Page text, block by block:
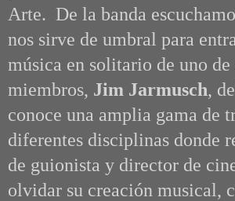
Arte. De la banda
nos sirve de umbral para
música en solitario de uno de
miembros, Jim Jarmusch,
conoce una amplia gama de
diferentes disciplinas donde
de guionista y director de
olvidar su creación musical,